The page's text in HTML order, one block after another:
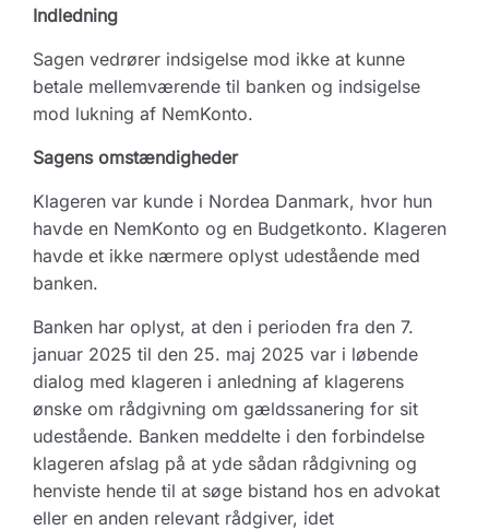
Indledning
Sagen vedrører indsigelse mod ikke at kunne
betale mellemværende til banken og indsigelse
mod lukning af NemKonto.
Sagens omstændigheder
Klageren var kunde i Nordea Danmark, hvor hun
havde en NemKonto og en Budgetkonto. Klageren
havde et ikke nærmere oplyst udestående med
banken.
Banken har oplyst, at den i perioden fra den 7.
januar 2025 til den 25. maj 2025 var i løbende
dialog med klageren i anledning af klagerens
ønske om rådgivning om gældssanering for sit
udestående. Banken meddelte i den forbindelse
klageren afslag på at yde sådan rådgivning og
henviste hende til at søge bistand hos en advokat
eller en anden relevant rådgiver, idet